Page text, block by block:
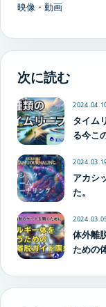
映像・動画
次に読む
タイム
る今こ
アカシ
た。
体外離
ための